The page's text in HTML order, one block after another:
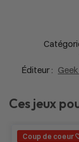
Éditeur :
Ces jeux
Coup de coeur